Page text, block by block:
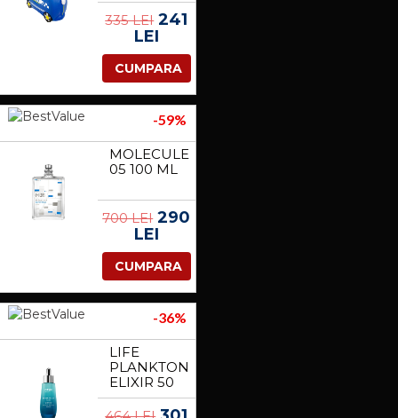
335 LEI241
LEI
CUMPARA
-59%
MOLECULE
05 100 ML
700 LEI290
LEI
CUMPARA
-36%
LIFE
PLANKTON
ELIXIR 50
ML